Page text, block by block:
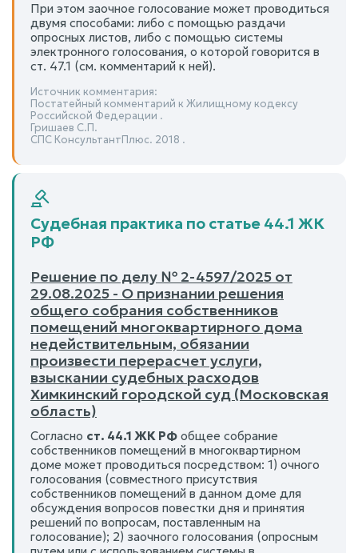
При этом заочное голосование может проводиться
двумя способами: либо с помощью раздачи
опросных листов, либо с помощью системы
электронного голосования, о которой говорится в
ст. 47.1 (см. комментарий к ней).
Источник комментария:
Постатейный комментарий к Жилищному кодексу
Российской Федерации .
Гришаев С.П.
СПС КонсультантПлюс. 2018 .
Судебная практика по статье 44.1 ЖК
РФ
Решение по делу № 2-4597/2025 от
29.08.2025 - О признании решения
общего собрания собственников
помещений многоквартирного дома
недействительным, обязании
произвести перерасчет услуги,
взыскании судебных расходов
Химкинский городской суд (Московская
область)
Согласно ст. 44.1 ЖК РФ общее собрание
собственников помещений в многоквартирном
доме может проводиться посредством: 1) очного
голосования (совместного присутствия
собственников помещений в данном доме для
обсуждения вопросов повестки дня и принятия
решений по вопросам, поставленным на
голосование); 2) заочного голосования (опросным